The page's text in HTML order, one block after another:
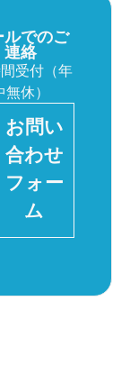
ルでのご
連絡
受付（年
無休）
お問い
合わせ
フォー
ム